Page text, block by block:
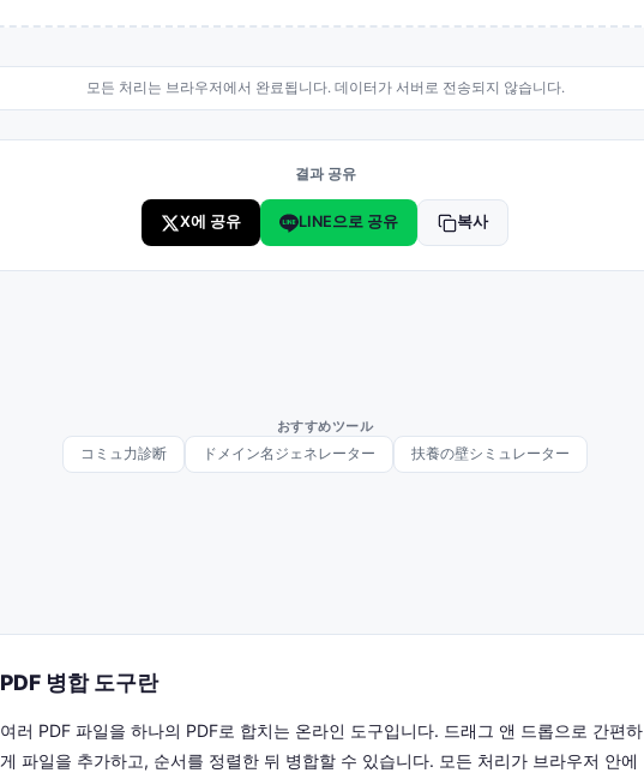
모든 처리는 브라우저에서 완료됩니다. 데이터가 서버로 전송되지 않습니다.
결과 공유
X에 공유 LINE으로 공유 복사
おすすめツール
コミュ力診断 ドメイン名ジェネレーター 扶養の壁シミュレーター
PDF 병합 도구란
여러 PDF 파일을 하나의 PDF로 합치는 온라인 도구입니다. 드래그 앤 드롭으로 간편하
게 파일을 추가하고, 순서를 정렬한 뒤 병합할 수 있습니다. 모든 처리가 브라우저 안에